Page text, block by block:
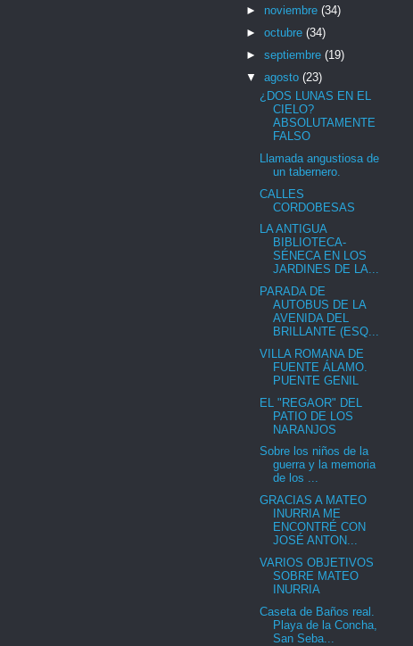
► noviembre (34)
► octubre (34)
► septiembre (19)
▼ agosto (23)
¿DOS LUNAS EN EL
CIELO?
ABSOLUTAMENTE
FALSO
Llamada angustiosa de
un tabernero.
CALLES
CORDOBESAS
LA ANTIGUA
BIBLIOTECA-
SÉNECA EN LOS
JARDINES DE LA...
PARADA DE
AUTOBUS DE LA
AVENIDA DEL
BRILLANTE (ESQ...
VILLA ROMANA DE
FUENTE ÁLAMO.
PUENTE GENIL
EL "REGAOR" DEL
PATIO DE LOS
NARANJOS
Sobre los niños de la
guerra y la memoria
de los ...
GRACIAS A MATEO
INURRIA ME
ENCONTRÉ CON
JOSÉ ANTON...
VARIOS OBJETIVOS
SOBRE MATEO
INURRIA
Caseta de Baños real.
Playa de la Concha,
San Seba...